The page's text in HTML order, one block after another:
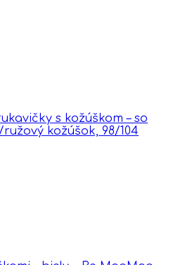
s kožúškom – so
kožúšok, 98/104